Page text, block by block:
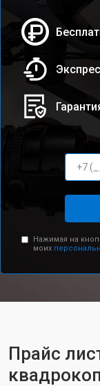
Нажимая на
моих
Прайс